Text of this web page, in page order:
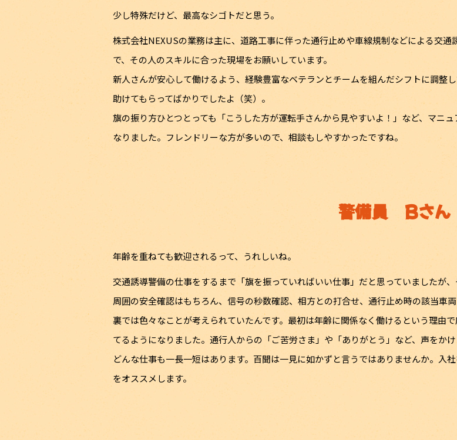
少し特殊だけど、最高なシゴトだと思う。
株式会社NEXUSの業務は主に、道路工事に伴った通行止めや車線規制などによる交
で、その人のスキルに合った現場をお願いしています。
新人さんが安心して働けるよう、経験豊富なベテランとチームを組んだシフトに調整
助けてもらってばかりでしたよ（笑）。
旗の振り方ひとつとっても「こうした方が運転手さんから見やすいよ！」など、マニ
なりました。フレンドリーな方が多いので、相談もしやすかったですね。
警備員 Bさん
年齢を重ねても歓迎されるって、うれしいね。
交通誘導警備の仕事をするまで「旗を振っていればいい仕事」だと思っていましたが
周囲の安全確認はもちろん、信号の秒数確認、相方との打合せ、通行止め時の該当車
裏では色々なことが考えられていたんです。最初は年齢に関係なく働けるという理由
てるようになりました。通行人からの「ご苦労さま」や「ありがとう」など、声をか
どんな仕事も一長一短はあります。百聞は一見に如かずと言うではありませんか。入
をオススメします。